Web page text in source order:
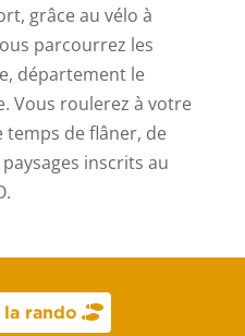
grâce au vélo à
parcourrez les
département le
Vous roulerez à votre
de flâner, de
inscrits au
rando